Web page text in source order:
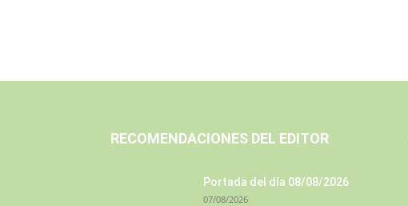
RECOMENDACIONES DEL EDITOR
Portada del día 08/08/2026
07/08/2026